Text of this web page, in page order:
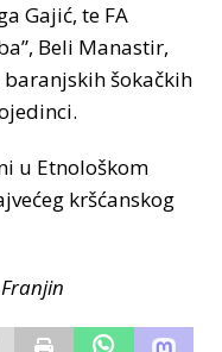
Gajić, te FA
Beli Manastir,
šokačkih
u Etnološkom
kršćanskog